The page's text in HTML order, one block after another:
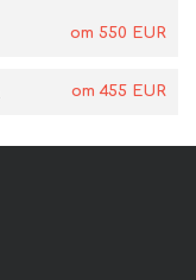
от 550 EUR
от 455 EUR